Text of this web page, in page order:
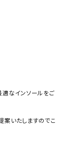
適なインソールをご
案いたしますのでこ